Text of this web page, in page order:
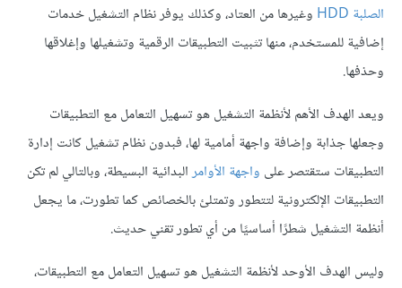
الصلبة HDD
وغيرها من العتاد، وكذلك يوفر نظام التشغيل خدمات
إضافية للمستخدم، منها تثبيت التطبيقات الرقمية وتشغيلها وإغلاقها
وحذفها.
ويعد الهدف الأهم لأنظمة التشغيل هو تسهيل التعامل مع التطبيقات
وجعلها جذابة وإضافة واجهة أمامية لها، فبدون نظام تشغيل كانت إدارة
التطبيقات ستقتصر على واجهة الأوامرالبدائية البسيطة، وبالتالي لم تكن
التطبيقات الإلكترونية لتتطور وتمتلئ بالخصائص كما تطورت، ما يجعل
أنظمة التشغيل شطرًا أساسيًا من أي تطور تقني حديث.
وليس الهدف الأوحد لأنظمة التشغيل هو تسهيل التعامل مع التطبيقات،